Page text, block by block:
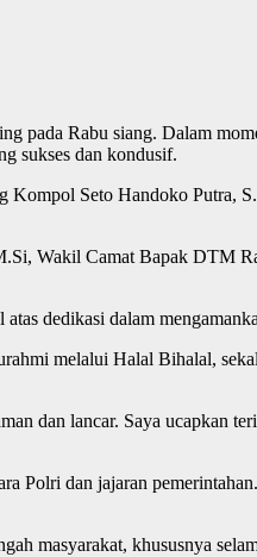
pada Rabu siang. Dalam
sukses dan kondusif.
Seto Handoko Putra,
Wakil Camat Bapak DTM
dedikasi dalam
melalui Halal Bihalal,
dan lancar. Saya ucapkan
Polri dan jajaran
masyarakat, khususnya